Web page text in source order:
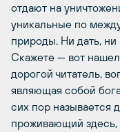
отдают на
уникальные по
природы. Ни дать, ни
Скажете — вот нашел
дорогой читатель,
являющая собой
сих пор называется
проживающий здесь,